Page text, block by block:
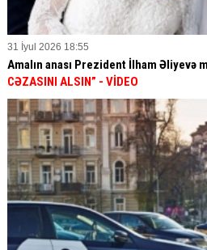
31 İyul 2026 18:55
Amalın anası Prezident İlham Əliyevə
CƏZASINI ALSIN” - VİDEO